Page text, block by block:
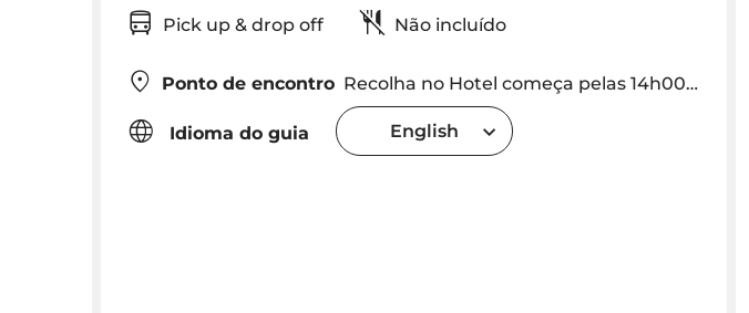
Pick up & drop off
Não incluído
Ponto de encontro Recolha no Hotel começa pelas 14h00 - Na area do Funchal, Caniço, Camara de Lobos e Ribeira Bravas (por favor consulte para outras localizações)
Idioma do guia English